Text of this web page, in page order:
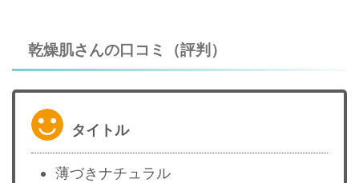
乾燥肌さんの口コミ（評判）
タイトル
薄づきナチュラル